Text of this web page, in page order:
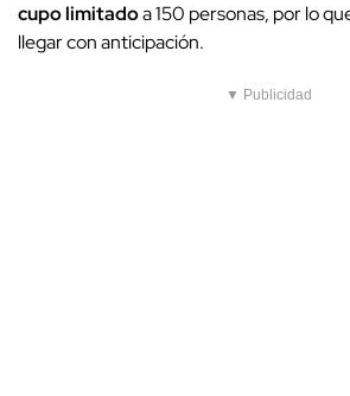
cupo limitadoa 150 personas, por lo
llegar con anticipación.
▼ Publicidad